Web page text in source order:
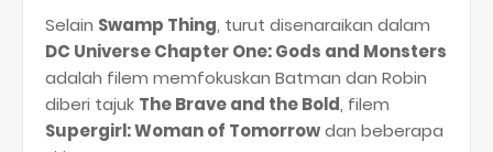
Selain Swamp Thing, turut disenaraikan dalam
DC Universe Chapter One: Gods and Monsters
adalah filem memfokuskan Batman dan Robin
diberi tajuk The Brave and the Bold, filem
Supergirl: Woman of Tomorrowdan beberapa